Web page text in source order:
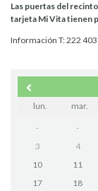
Las puertas del
tarjeta Mi Vita tienen
Información T: 222
lun. mar.
- -
3
4
10
11
17
18